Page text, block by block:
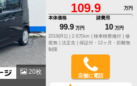
20枚
109.9
万円
本体価格
99.9 万円
諸費用
10 万円
2019(R1) |
2.6万km | 検車検整備付 | 修
復無 | 法定含 | 保証付・12ヶ月・距離無
制限
店舗に電話